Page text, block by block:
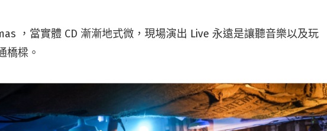
，當實體 CD 漸漸地式微，現場演出 Live 永遠是讓聽音樂以及玩
橋樑。